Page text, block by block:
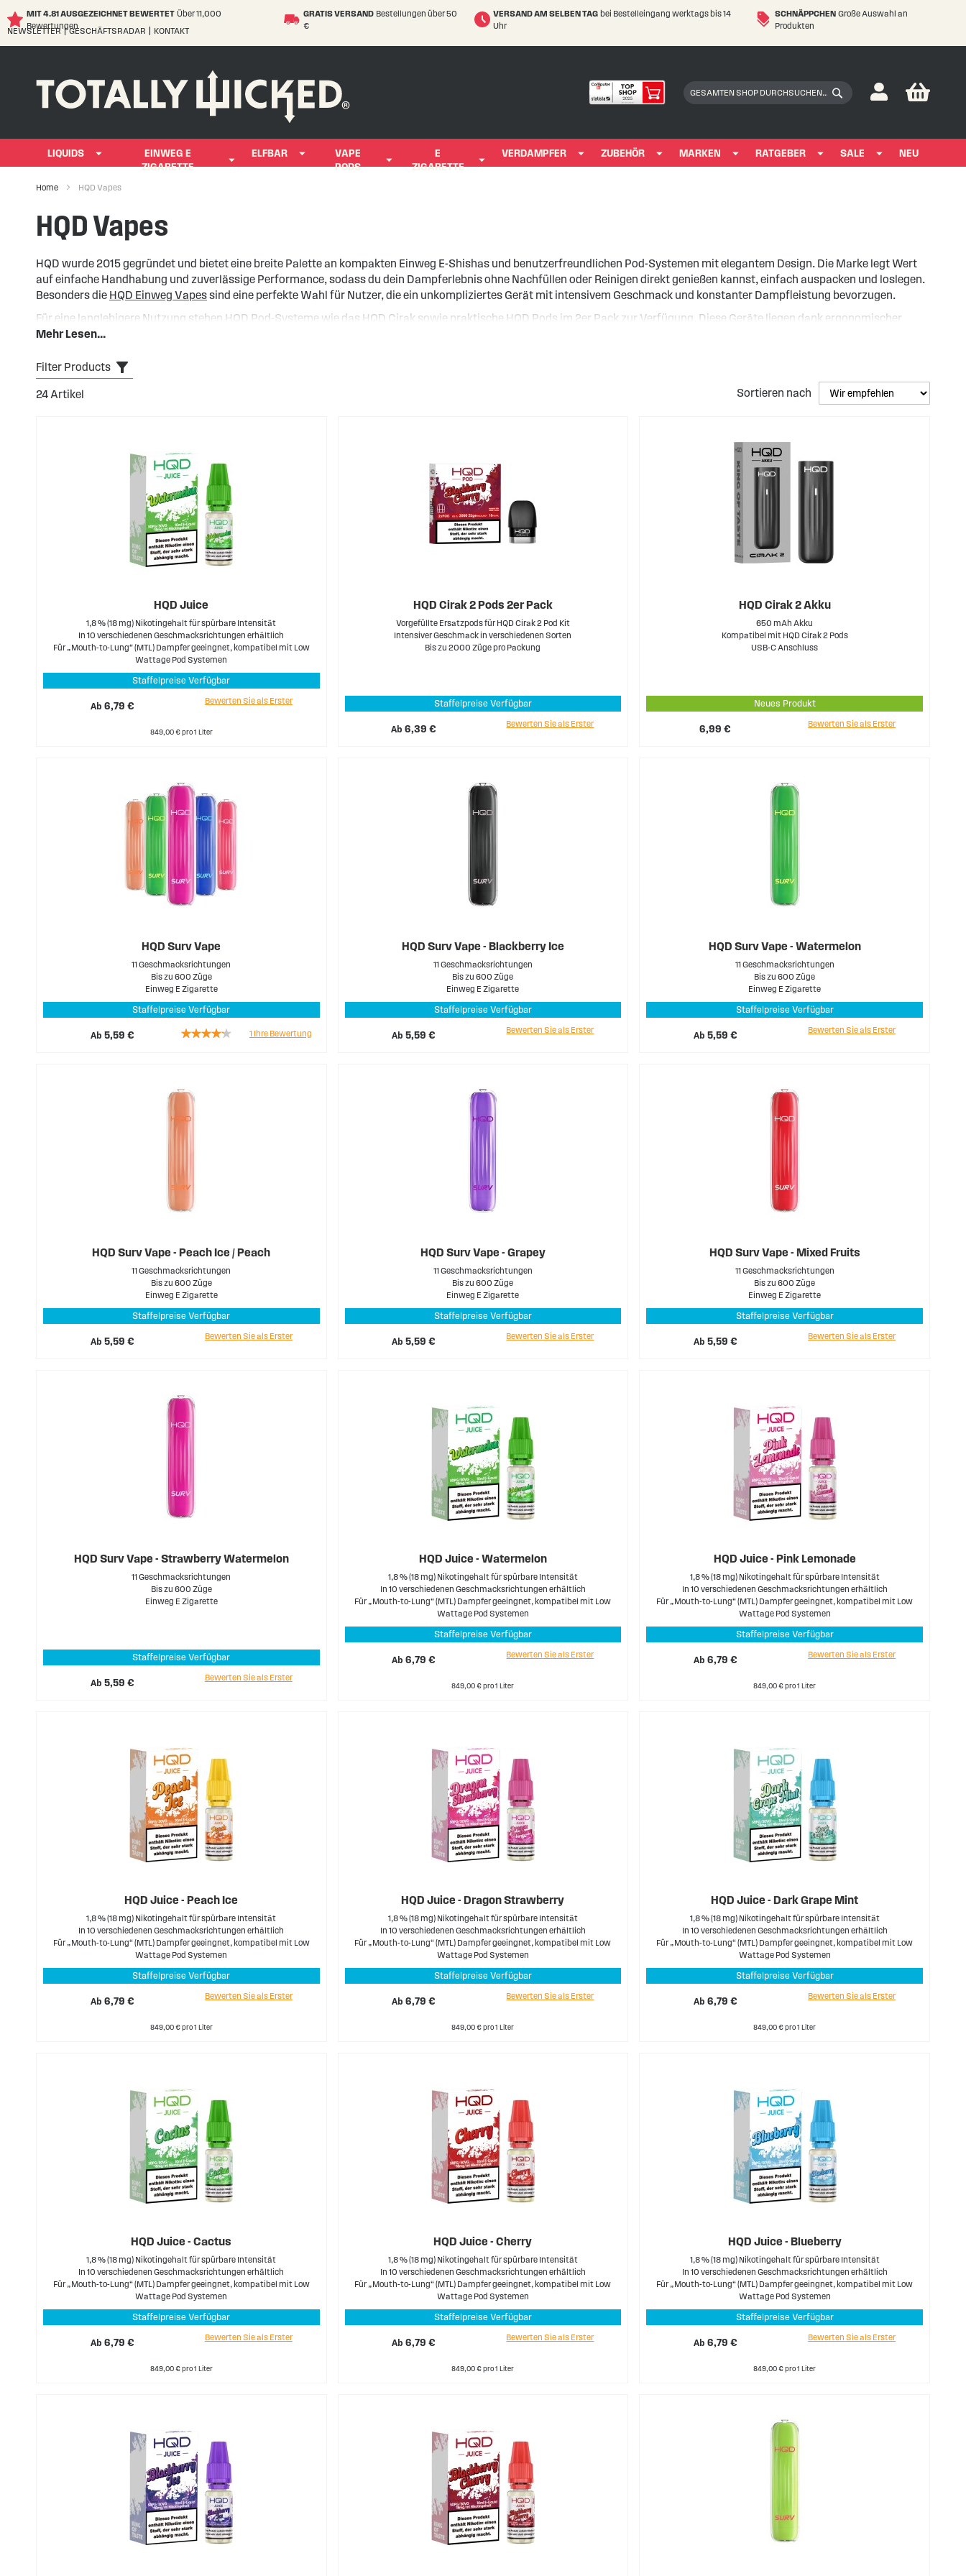
MIT 4.81 AUSGEZEICHNET BEWERTET Über 11,000
Bewertungen
GRATIS VERSAND Bestellungen über 50
€
VERSAND AM SELBEN TAG bei Bestelleingang werktags bis 14
Uhr
SCHNÄPPCHEN Große Auswahl an
Produkten
Skip
NEWSLETTER GESCHÄFTSRADAR KONTAKT
Suchen
My
LIQUIDS
EINWEG E
ZIGARETTE
ELFBAR
VAPE
PODS
E
ZIGARETTE
VERDAMPFER ZUBEHÖR MARKEN RATGEBER SALE NEU
Home HQD Vapes
HQD Vapes
HQD wurde 2015 gegründet und bietet eine breite Palette an kompakten Einweg E-Shishas und benutzerfreundlichen Pod-Systemen mit elegantem Design. Die Marke legt Wert
auf einfache Handhabung und zuverlässige Performance, sodass du dein Dampferlebnis ohne Nachfüllen oder Reinigen direkt genießen kannst, einfach auspacken und loslegen.
Besonders die HQD Einweg Vapessind eine perfekte Wahl für Nutzer, die ein unkompliziertes Gerät mit intensivem Geschmack und konstanter Dampfleistung bevorzugen.
Für eine langlebigere Nutzung stehen HQD Pod-Systeme wie das HQD Cirak sowie praktische HQD Pods im 2er Pack zur Verfügung. Diese Geräte liegen dank ergonomischer
Form angenehm in der Hand und eignen sich ideal für unterwegs oder den Alltag.
Mehr Lesen...
Filter Products
24 Artikel Sortieren nach
HQD Juice
1,8 % (18 mg) Nikotingehalt für spürbare Intensität
In 10 verschiedenen Geschmacksrichtungen erhältlich
Für „Mouth-to-Lung“ (MTL) Dampfer geeingnet, kompatibel mit Low
Wattage Pod Systemen
Staffelpreise Verfügbar
Ab 6,79 €
Bewerten Sie als Erster
849,00 € pro 1 Liter
HQD Cirak 2 Pods 2er Pack
Vorgefüllte Ersatzpods für HQD Cirak 2 Pod Kit
Intensiver Geschmack in verschiedenen Sorten
Bis zu 2000 Züge pro Packung
Staffelpreise Verfügbar
Ab6,39 €
Bewerten Sie als Erster
HQD Cirak 2 Akku
650 mAh Akku
Kompatibel mit HQD Cirak 2 Pods
USB-C Anschluss
Neues Produkt
6,99 €
Bewerten Sie als Erster
HQD Surv Vape
11 Geschmacksrichtungen
Bis zu 600 Züge
Einweg E Zigarette
Staffelpreise Verfügbar
Ab 5,59 €
Rating:
1 Ihre Bewertung
HQD Surv Vape - Blackberry Ice
11 Geschmacksrichtungen
Bis zu 600 Züge
Einweg E Zigarette
Staffelpreise Verfügbar
Ab5,59 €
Bewerten Sie als Erster
HQD Surv Vape - Watermelon
11 Geschmacksrichtungen
Bis zu 600 Züge
Einweg E Zigarette
Staffelpreise Verfügbar
Ab 5,59 €
Bewerten Sie als Erster
HQD Surv Vape - Peach Ice / Peach
11 Geschmacksrichtungen
Bis zu 600 Züge
Einweg E Zigarette
Staffelpreise Verfügbar
Ab 5,59 €
Bewerten Sie als Erster
HQD Surv Vape - Grapey
11 Geschmacksrichtungen
Bis zu 600 Züge
Einweg E Zigarette
Staffelpreise Verfügbar
Ab5,59 €
Bewerten Sie als Erster
HQD Surv Vape - Mixed Fruits
11 Geschmacksrichtungen
Bis zu 600 Züge
Einweg E Zigarette
Staffelpreise Verfügbar
Ab 5,59 €
Bewerten Sie als Erster
HQD Surv Vape - Strawberry Watermelon
11 Geschmacksrichtungen
Bis zu 600 Züge
Einweg E Zigarette
Staffelpreise Verfügbar
Ab 5,59 €
Bewerten Sie als Erster
HQD Juice - Watermelon
1,8 % (18 mg) Nikotingehalt für spürbare Intensität
In 10 verschiedenen Geschmacksrichtungen erhältlich
Für „Mouth-to-Lung“ (MTL) Dampfer geeingnet, kompatibel mit Low
Wattage Pod Systemen
Staffelpreise Verfügbar
Ab6,79 €
Bewerten Sie als Erster
849,00 € pro 1 Liter
HQD Juice - Pink Lemonade
1,8 % (18 mg) Nikotingehalt für spürbare Intensität
In 10 verschiedenen Geschmacksrichtungen erhältlich
Für „Mouth-to-Lung“ (MTL) Dampfer geeingnet, kompatibel mit Low
Wattage Pod Systemen
Staffelpreise Verfügbar
Ab 6,79 €
Bewerten Sie als Erster
849,00 € pro 1 Liter
HQD Juice - Peach Ice
1,8 % (18 mg) Nikotingehalt für spürbare Intensität
In 10 verschiedenen Geschmacksrichtungen erhältlich
Für „Mouth-to-Lung“ (MTL) Dampfer geeingnet, kompatibel mit Low
Wattage Pod Systemen
Staffelpreise Verfügbar
Ab 6,79 €
Bewerten Sie als Erster
849,00 € pro 1 Liter
HQD Juice - Dragon Strawberry
1,8 % (18 mg) Nikotingehalt für spürbare Intensität
In 10 verschiedenen Geschmacksrichtungen erhältlich
Für „Mouth-to-Lung“ (MTL) Dampfer geeingnet, kompatibel mit Low
Wattage Pod Systemen
Staffelpreise Verfügbar
Ab6,79 €
Bewerten Sie als Erster
849,00 € pro 1 Liter
HQD Juice - Dark Grape Mint
1,8 % (18 mg) Nikotingehalt für spürbare Intensität
In 10 verschiedenen Geschmacksrichtungen erhältlich
Für „Mouth-to-Lung“ (MTL) Dampfer geeingnet, kompatibel mit Low
Wattage Pod Systemen
Staffelpreise Verfügbar
Ab 6,79 €
Bewerten Sie als Erster
849,00 € pro 1 Liter
HQD Juice - Cactus
1,8 % (18 mg) Nikotingehalt für spürbare Intensität
In 10 verschiedenen Geschmacksrichtungen erhältlich
Für „Mouth-to-Lung“ (MTL) Dampfer geeingnet, kompatibel mit Low
Wattage Pod Systemen
Staffelpreise Verfügbar
Ab 6,79 €
Bewerten Sie als Erster
849,00 € pro 1 Liter
HQD Juice - Cherry
1,8 % (18 mg) Nikotingehalt für spürbare Intensität
In 10 verschiedenen Geschmacksrichtungen erhältlich
Für „Mouth-to-Lung“ (MTL) Dampfer geeingnet, kompatibel mit Low
Wattage Pod Systemen
Staffelpreise Verfügbar
Ab6,79 €
Bewerten Sie als Erster
849,00 € pro 1 Liter
HQD Juice - Blueberry
1,8 % (18 mg) Nikotingehalt für spürbare Intensität
In 10 verschiedenen Geschmacksrichtungen erhältlich
Für „Mouth-to-Lung“ (MTL) Dampfer geeingnet, kompatibel mit Low
Wattage Pod Systemen
Staffelpreise Verfügbar
Ab 6,79 €
Bewerten Sie als Erster
849,00 € pro 1 Liter